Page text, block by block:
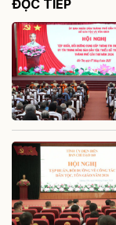
ĐỌC TIẾP